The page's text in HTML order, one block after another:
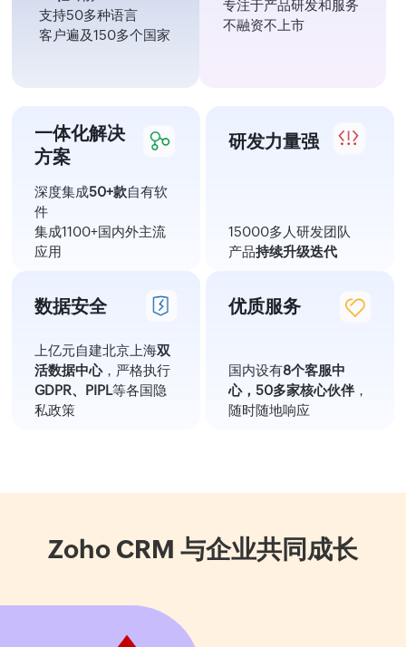
支持50多种语言
客户遍及150多个国家
专注于产品研发和服务
不融资不上市
一体化解决
方案
深度集成50+款自有软
件
集成1100+国内外主流
应用
研发力量强
15000多人研发团队
产品持续升级迭代
数据安全
上亿元自建北京上海双
活数据中心，严格执行
GDPR、PIPL等各国隐
私政策
优质服务
国内设有8个客服中
心，50多家核心伙伴，
随时随地响应
Zoho CRM 与企业共同成长